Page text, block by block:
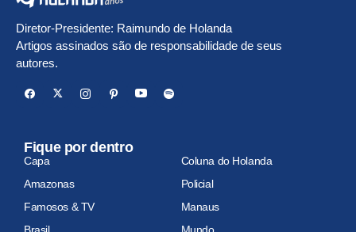
Diretor-Presidente: Raimundo de Holanda
Artigos assinados são de responsabilidade de seus
autores.
Fique por dentro
Capa
Coluna do Holanda
Amazonas
Policial
Famosos & TV
Manaus
Brasil
Mundo